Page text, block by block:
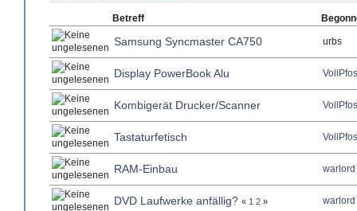
Betreff
Samsung Syncmaster CA750 urbs
Display PowerBook Alu
Kombigerät Drucker/Scanner
Tastaturfetisch
RAM-Einbau warlord
DVD Laufwerke anfällig? « 1 2 » warlord